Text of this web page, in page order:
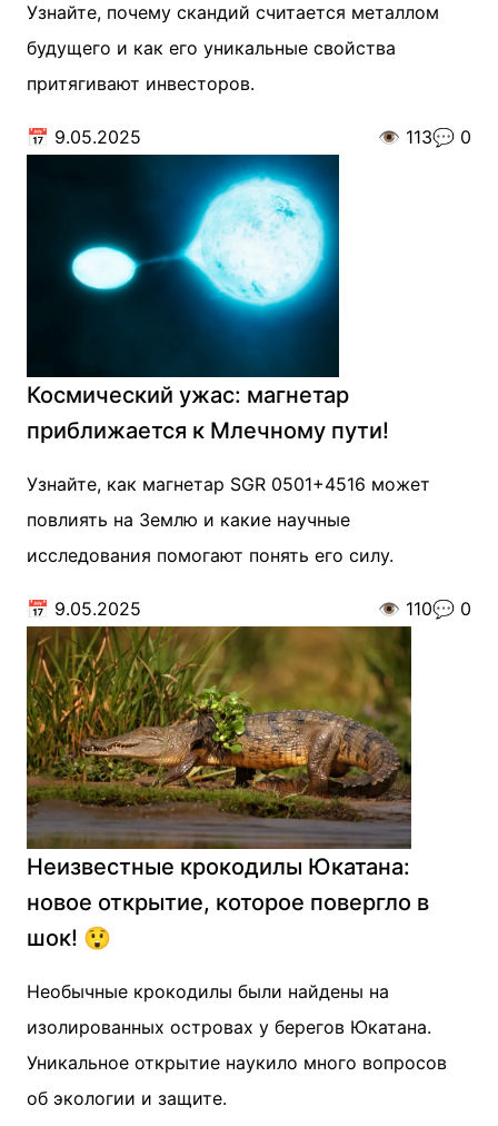
Узнайте, почему скандий считается металлом
будущего и как его уникальные свойства
притягивают инвесторов.
📅 9.05.2025 👁️ 113💬 0
Космический ужас: магнетар
приближается к Млечному пути!
Узнайте, как магнетар SGR 0501+4516 может
повлиять на Землю и какие научные
исследования помогают понять его силу.
📅 9.05.2025 👁️ 110💬 0
Неизвестные крокодилы Юкатана:
новое открытие, которое повергло в
шок! 😲
Необычные крокодилы были найдены на
изолированных островах у берегов Юкатана.
Уникальное открытие наукило много вопросов
об экологии и защите.